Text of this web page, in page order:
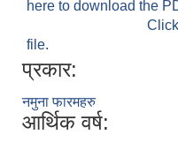
here to download the
file.
प्रकार:
नमुना फारमहरु
आर्थिक वर्ष: